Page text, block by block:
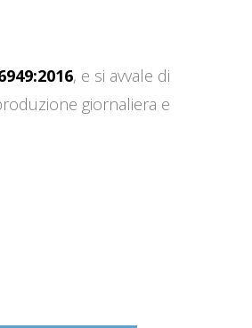
, e si avvale di
giornaliera e